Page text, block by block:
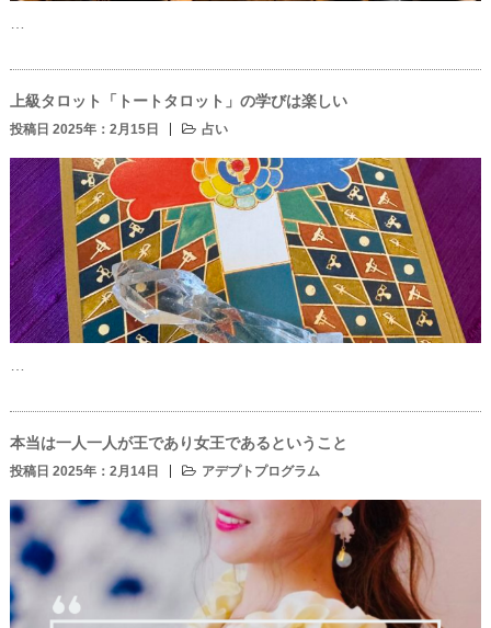
上級タロット「トートタロット」の学びは楽しい
投稿日 2025年：2月15日 占い
本当は一人一人が王であり女王であるということ
投稿日 2025年：2月14日 アデプトプログラム